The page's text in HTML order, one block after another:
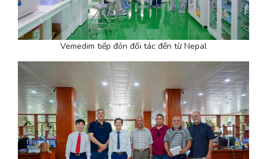
Vemedim tiếp đón đối tác đến từ Nepal